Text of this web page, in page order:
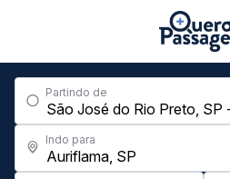
Partindo de
Indo para